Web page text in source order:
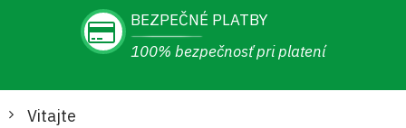
BEZPEČNÉ PLATBY
100% bezpečnosť pri platení
Vitajte